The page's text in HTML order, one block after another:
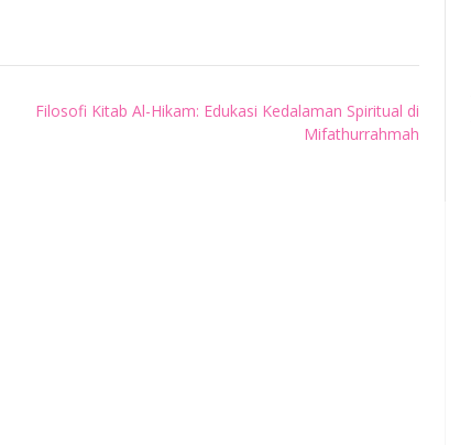
Filosofi Kitab Al-Hikam: Edukasi Kedalaman Spiritual di
Mifathurrahmah